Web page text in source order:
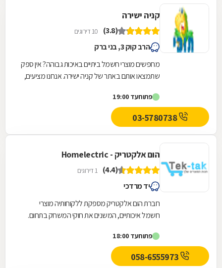
איזה 1.5% קאש באק.
קניה ישירה
(3.8) 10 דירוגים
הרב קוק 3, בני ברק
מחפשים מוצרי חשמל ביתיים באיכות גבוהה? אין ספק
שתמצאו אותם באתר של קניה ישירה. אנחנו מציעים,
פתוחעד 19:00
03-5780738
הום אלקטריק - Homelectric
(4.4) 1 דירוגים
יד מרדכי
חברת הום אלקטריק מספקת ללקוחותיה מוצרי
חשמל איכותיים, המשנים את חוקי המשחק בתחום.
של מכשירי...
פתוחעד 18:00